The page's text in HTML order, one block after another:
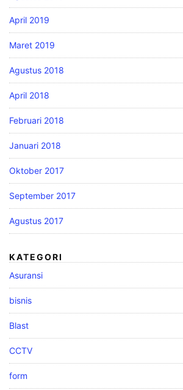
April 2019
Maret 2019
Agustus 2018
April 2018
Februari 2018
Januari 2018
Oktober 2017
September 2017
Agustus 2017
KATEGORI
Asuransi
bisnis
Blast
CCTV
form